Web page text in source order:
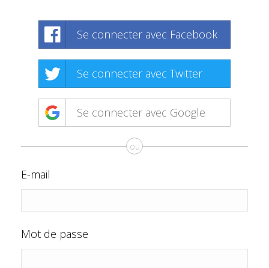
Se connecter avec Facebook
Se connecter avec Twitter
Se connecter avec Google
ou
E-mail
Mot de passe